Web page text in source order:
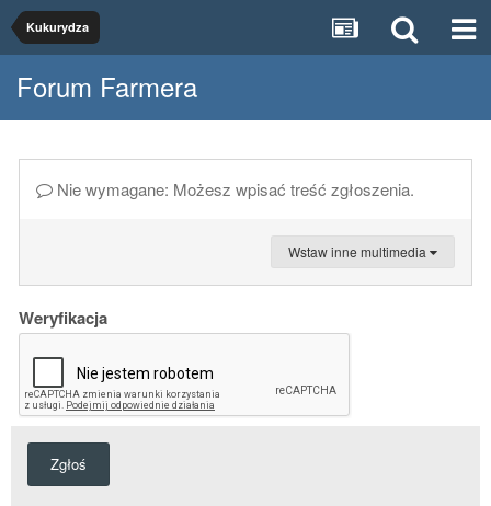
Kukurydza
Forum Farmera
Nie wymagane: Możesz wpisać treść zgłoszenia.
Wstaw inne multimedia
Weryfikacja
Zgłoś